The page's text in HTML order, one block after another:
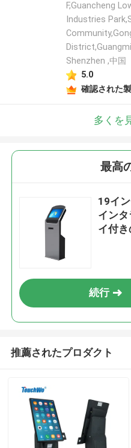
F,Guancheng
Industries
Shenzhen ,中国
5.0
確認された
多くを
最高
19イ
イン
イ付
続行
推薦されたプロダクト